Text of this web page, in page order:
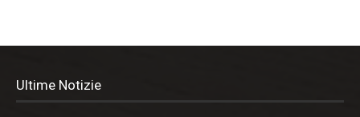
Ultime Notizie